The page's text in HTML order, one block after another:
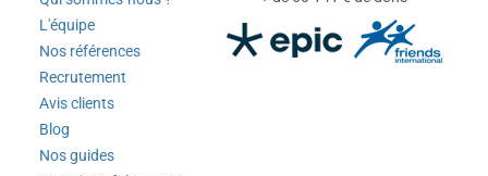
L'équipe
Nos références
Recrutement
Avis clients
Blog
Nos guides